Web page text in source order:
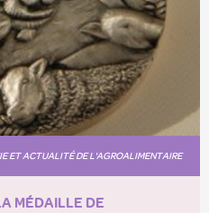
ET ACTUALITÉ DE L'AGROALIMENTAIRE
MÉDAILLE DE